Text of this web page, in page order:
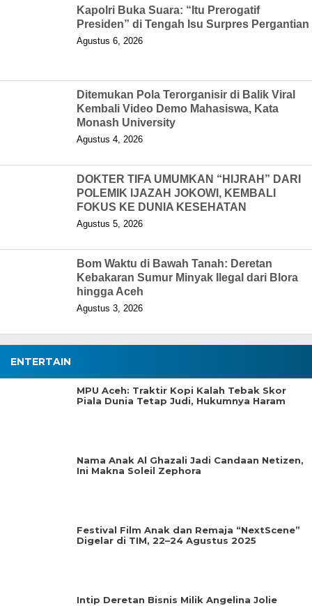
Kapolri Buka Suara: “Itu Prerogatif
Presiden” di Tengah Isu Surpres Pergantian
Agustus 6, 2026
Ditemukan Pola Terorganisir di Balik Viral
Kembali Video Demo Mahasiswa, Kata
Monash University
Agustus 4, 2026
DOKTER TIFA UMUMKAN “HIJRAH” DARI
POLEMIK IJAZAH JOKOWI, KEMBALI
FOKUS KE DUNIA KESEHATAN
Agustus 5, 2026
Bom Waktu di Bawah Tanah: Deretan
Kebakaran Sumur Minyak Ilegal dari Blora
hingga Aceh
Agustus 3, 2026
ENTERTAIN
MPU Aceh: Traktir Kopi Kalah Tebak Skor
Piala Dunia Tetap Judi, Hukumnya Haram
Nama Anak Al Ghazali Jadi Candaan Netizen,
Ini Makna Soleil Zephora
Festival Film Anak dan Remaja “NextScene”
Digelar di TIM, 22–24 Agustus 2025
Intip Deretan Bisnis Milik Angelina Jolie